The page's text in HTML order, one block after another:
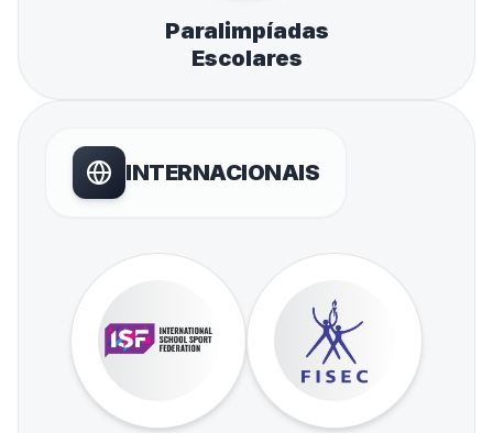
Paralimpíadas
Escolares
INTERNACIONAIS